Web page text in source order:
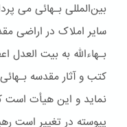
بین‌المللی بـهائی می
سایر املاک در اراضی
بـهاءالله به بیت
کتب و آثار مقدسه
نماید و این هیأت است
پیوسته در تغییر است